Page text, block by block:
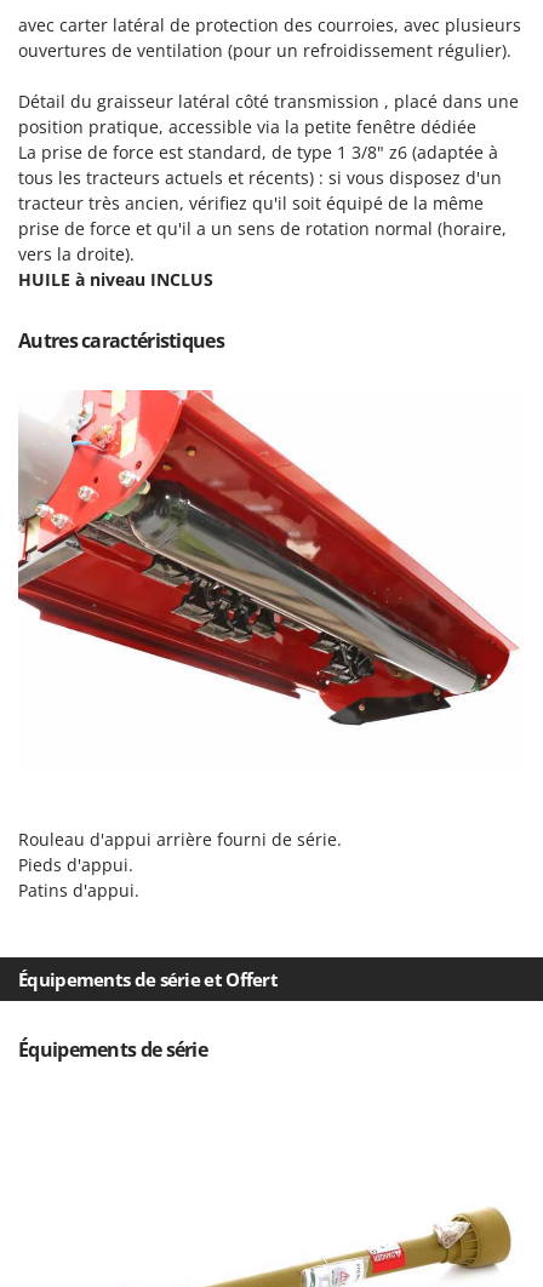
V
Vibroculteurs à tracteur
Lotusgrill
Macom
Macte Ovens
Makita
MAMMAMIA
Marcato
Master
Masterpro
McCulloch
MCH
Michelin
Mille
Minox
Mockmill
More than chef
N
New O.M.R.A.
Ninja
Novatec
NuAir
avec carter latéral de protection des courroies, avec plusieurs
ouvertures de ventilation (pour un refroidissement régulier).
Détail du graisseur latéral côté transmission , placé dans une
position pratique, accessible via la petite fenêtre dédiée
La prise de force est standard, de type 1 3/8" z6 (adaptée à
tous les tracteurs actuels et récents) : si vous disposez d'un
tracteur très ancien, vérifiez qu'il soit équipé de la même
prise de force et qu'il a un sens de rotation normal (horaire,
vers la droite).
HUILE à niveau INCLUS
Autres caractéristiques
Rouleau d'appui arrière fourni de série.
Pieds d'appui.
Patins d'appui.
Équipements de série et Offert
Équipements de série